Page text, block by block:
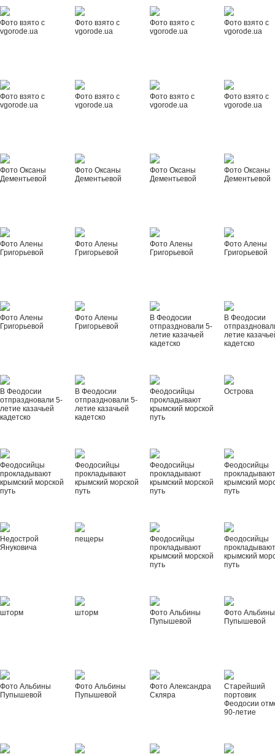
Фото взято с
vgorode.ua
Фото взято с
vgorode.ua
Фото взято с
vgorode.ua
Фото взято с
vgorode.ua
Фото взято с
vgorode.ua
Фото взято с
vgorode.ua
Фото взято с
vgorode.ua
Фото взято с
vgorode.ua
Фото Оксаны
Дементьевой
Фото Оксаны
Дементьевой
Фото Оксаны
Дементьевой
Фото Оксаны
Дементьевой
Фото Алены
Григорьевой
Фото Алены
Григорьевой
Фото Алены
Григорьевой
Фото Алены
Григорьевой
Фото Алены
Григорьевой
Фото Алены
Григорьевой
В Феодосии
отпраздновали 5-
летие казачьей
кадетско
В Феодосии
летие
кадетско
В Феодосии
отпраздновали 5-
летие казачьей
кадетско
В Феодосии
отпраздновали 5-
летие казачьей
кадетско
Феодосийцы
прокладывают
крымский морской
путь
Острова
Феодосийцы
прокладывают
крымский морской
путь
Феодосийцы
прокладывают
крымский морской
путь
Феодосийцы
прокладывают
крымский морской
путь
Феодосийцы
крымский
путь
Недострой
Януковича
пещеры
Феодосийцы
прокладывают
крымский морской
путь
Феодосийцы
крымский
путь
шторм шторм
Фото Альбины
Пупышевой
Фото Альбины
Пупышевой
Фото Альбины
Пупышевой
Фото Альбины
Пупышевой
Фото Александра
Скляра
Старейший
портовик
Феодосии
90-летие